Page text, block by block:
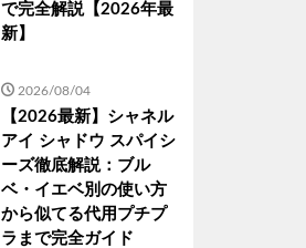
で完全解説【2026年最
新】
2026/08/04
【2026最新】シャネル
アイ シャドウ スパイシ
ーズ徹底解説：ブル
ベ・イエベ別の使い方
から似てる代用プチプ
ラまで完全ガイド